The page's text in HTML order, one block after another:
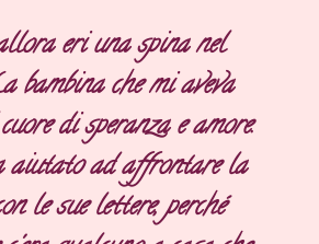
eri una spina nel
bambina che mi aveva
di speranza e amore.
aiutato ad affrontare la
le sue lettere, perché